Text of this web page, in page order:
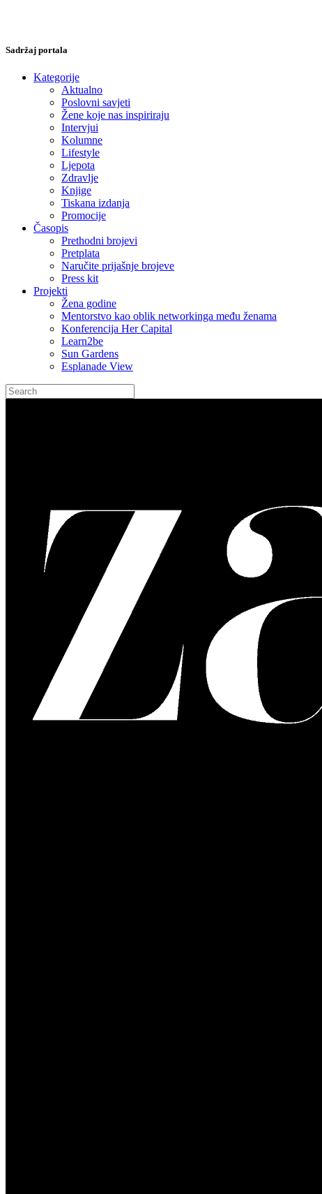
Sadržaj portala
Kategorije
Aktualno
Poslovni savjeti
Žene koje nas inspiriraju
Intervjui
Kolumne
Lifestyle
Ljepota
Zdravlje
Knjige
Tiskana izdanja
Promocije
Časopis
Prethodni brojevi
Pretplata
Naručite prijašnje brojeve
Press kit
Projekti
Žena godine
Mentorstvo kao oblik networkinga među ženama
Konferencija Her Capital
Learn2be
Sun Gardens
Esplanade View